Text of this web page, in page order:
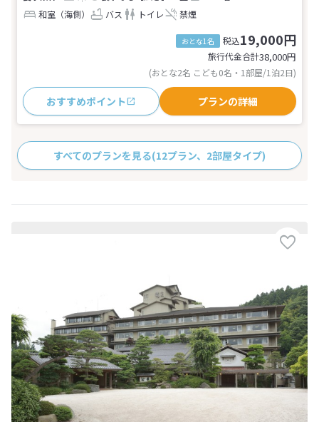
和室（海側）
バス トイレ 禁煙
おとな1名 税込19,000円
旅行代金合計38,000円
(おとな2名 こども0名・1部屋/1泊2日)
おすすめポイント プランの詳細
すべてのプランを見る(12プラン、2部屋タイプ)